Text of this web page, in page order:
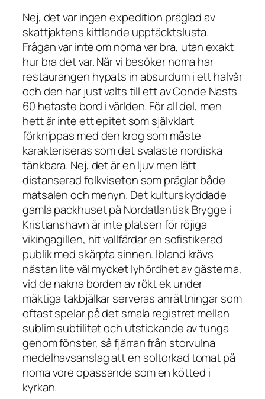
Nej, det var ingen expedition präglad av
skattjaktens kittlande upptäcktslusta.
Frågan var inte om noma var bra, utan exakt
hur bra det var. När vi besöker noma har
restaurangen hypats in absurdum i ett halvår
och den har just valts till ett av Conde Nasts
60 hetaste bord i världen. För all del, men
hett är inte ett epitet som självklart
förknippas med den krog som måste
karakteriseras som det svalaste nordiska
tänkbara. Nej, det är en ljuv men lätt
distanserad folkviseton som präglar både
matsalen och menyn. Det kulturskyddade
gamla packhuset på Nordatlantisk Brygge i
Kristianshavn är inte platsen för röjiga
vikingagillen, hit vallfärdar en sofistikerad
publik med skärpta sinnen. Ibland krävs
nästan lite väl mycket lyhördhet av gästerna,
vid de nakna borden av rökt ek under
mäktiga takbjälkar serveras anrättningar som
oftast spelar på det smala registret mellan
sublim subtilitet och utstickande av tunga
genom fönster, så fjärran från storvulna
medelhavsanslag att en soltorkad tomat på
noma vore opassande som en kötted i
kyrkan.